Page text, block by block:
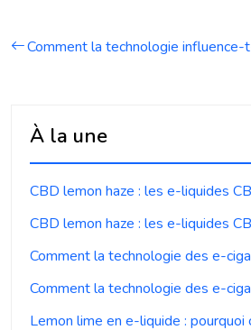
Comment la technologie
À la une
CBD lemon haze : les e-liquides
CBD lemon haze : les e-liquides
Comment la technologie des e-
Comment la technologie des e-
Lemon lime en e-liquide :